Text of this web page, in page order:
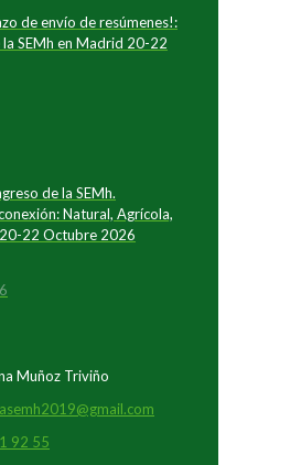
de envío de resúmenes!:
SEMh en Madrid 20-22
de la SEMh.
Natural, Agrícola,
22 Octubre 2026
Muñoz Triviño
92 55